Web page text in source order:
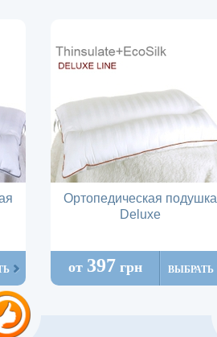
Ортопедическая подушка
Deluxe
от 397 грн ВЫБРАТЬ